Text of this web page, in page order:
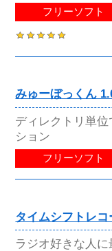
フリーソフト
みゅーぼっくん
ディレクトリ単
ション
フリーソフト
タイムシフトレ
ラジオ好きな人